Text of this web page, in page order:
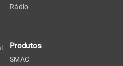
Rádio
Produtos
SMAC